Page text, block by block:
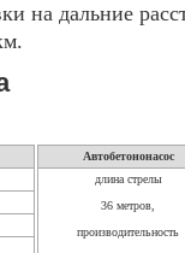
на дальние
Автобетононасос
длина стрелы
36 метров,
производительность